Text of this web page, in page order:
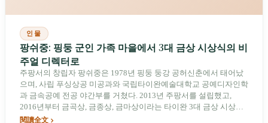
인물
팡쉬중: 핑둥 군인 가족 마을에서 3대 금상 시상식의 비
주얼 디렉터로
주팡서의 창립자 팡쉬중은 1978년 핑둥 둥강 공허신춘에서 태어났
으며, 사립 푸싱상공 미공과와 국립타이완예술대학교 공예디자인학
과 금속공예 전공 야간부를 거쳤다. 2013년 주팡서를 설립했고,
2016년부터 금곡상, 금종상, 금마상이라는 타이완 3대 금상 시상식
의 메인 비주얼을 잇달아 맡았으며, 금곡상 최우수 장정 디자인 부문
閱讀全文